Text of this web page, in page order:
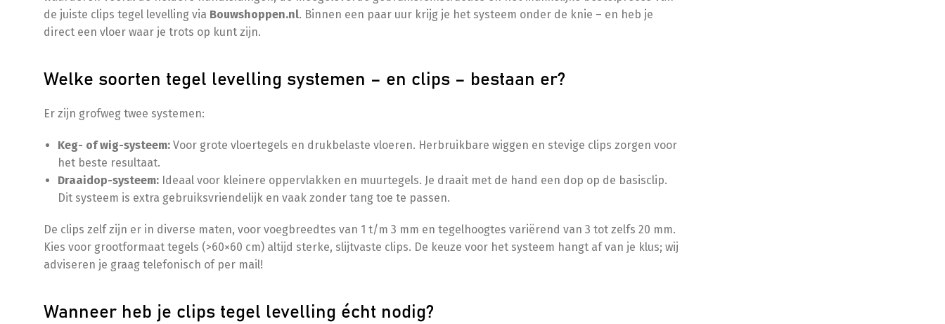
de juiste clips tegel levelling via Bouwshoppen.nl. Binnen een paar uur krijg je het systeem onder de knie – en heb je
direct een vloer waar je trots op kunt zijn.
Welke soorten tegel levelling systemen – en clips – bestaan er?
Er zijn grofweg twee systemen:
Keg- of wig-systeem: Voor grote vloertegels en drukbelaste vloeren. Herbruikbare wiggen en stevige clips zorgen voor
het beste resultaat.
Draaidop-systeem: Ideaal voor kleinere oppervlakken en muurtegels. Je draait met de hand een dop op de basisclip.
Dit systeem is extra gebruiksvriendelijk en vaak zonder tang toe te passen.
De clips zelf zijn er in diverse maten, voor voegbreedtes van 1 t/m 3 mm en tegelhoogtes variërend van 3 tot zelfs 20 mm.
Kies voor grootformaat tegels (>60×60 cm) altijd sterke, slijtvaste clips. De keuze voor het systeem hangt af van je klus; wij
adviseren je graag telefonisch of per mail!
Wanneer heb je clips tegel levelling écht nodig?